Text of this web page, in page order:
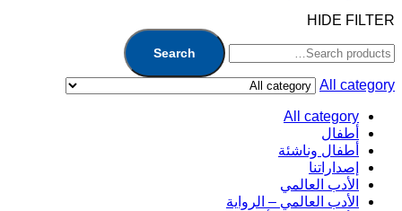
HIDE FILTER
Search
All category
All category
أطفال
أطفال وناشئة
إصداراتنا
الأدب العالمي
الأدب العالمي – الرواية